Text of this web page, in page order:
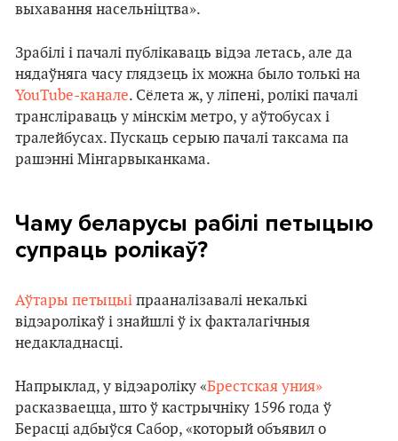
выхавання насельніцтва».
Зрабілі і пачалі публікаваць відэа летась, але да
нядаўняга часу глядзець іх можна было толькі на
YouTube-канале. Сёлета ж, у ліпені, ролікі пачалі
трансліраваць у мінскім метро, у ​​аўтобусах і
тралейбусах. Пускаць серыю пачалі таксама па
рашэнні Мінгарвыканкама.
Чаму беларусы рабілі петыцыю
супраць ролікаў?
Аўтары петыцыі прааналізавалі некалькі
відэаролікаў і знайшлі ў іх факталагічныя
недакладнасці.
Напрыклад, у відэароліку «Брестская уния»
расказваецца, што ў кастрычніку 1596 года ў
Берасці адбыўся Сабор, «который объявил о